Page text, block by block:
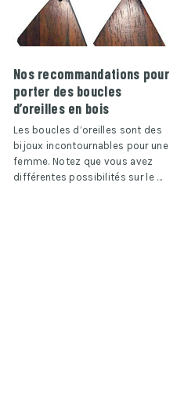
Nos recommandations pour
porter des boucles
d’oreilles en bois
Les boucles d’oreilles sont des
bijoux incontournables pour une
femme. Notez que vous avez
différentes possibilités sur le …